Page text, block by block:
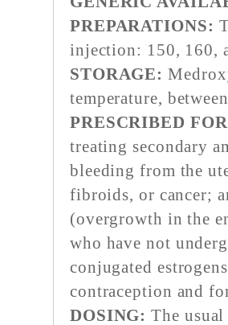
PREPARATIONS:
injection: 150, 160,
STORAGE:
temperature,
PRESCRIBED
treating secondary
bleeding from the
fibroids, or cancer;
(overgrowth in the
who have not
conjugated
contraception and
DOSING: The